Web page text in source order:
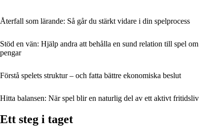
Återfall som lärande: Så går du stärkt vidare i din spelprocess
Stöd en vän: Hjälp andra att behålla en sund relation till spel om
pengar
Förstå spelets struktur – och fatta bättre ekonomiska beslut
Hitta balansen: När spel blir en naturlig del av ett aktivt fritidsliv
Ett steg i taget